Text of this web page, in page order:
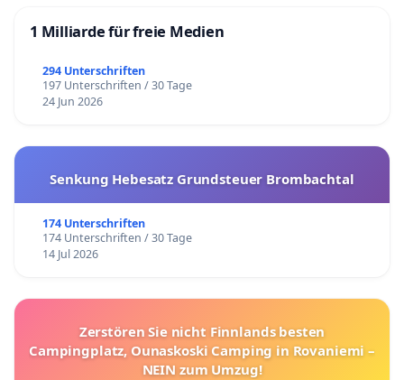
1 Milliarde für freie Medien
294 Unterschriften
197 Unterschriften / 30 Tage
24 Jun 2026
Senkung Hebesatz Grundsteuer Brombachtal
174 Unterschriften
174 Unterschriften / 30 Tage
14 Jul 2026
Zerstören Sie nicht Finnlands besten
Campingplatz, Ounaskoski Camping in Rovaniemi –
NEIN zum Umzug!